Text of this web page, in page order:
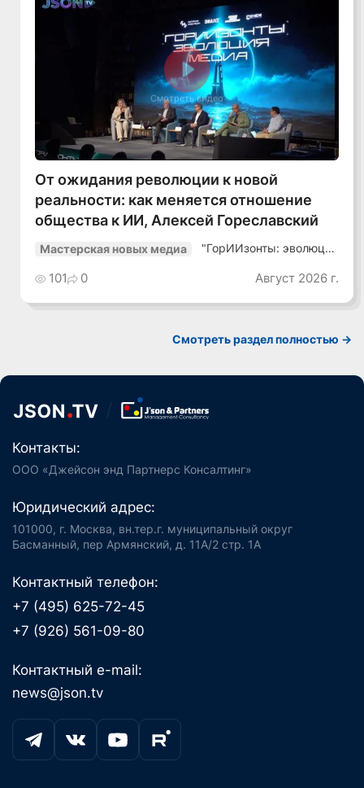
Смотреть видео
От ожидания революции к новой
реальности: как меняется отношение
общества к ИИ, Алексей Гореславский
Мастерская новых медиа
"ГорИИзонты: эволюция
101 0 Август 2026 г.
Смотреть раздел полностью ->
Контакты:
ООО «Джейсон энд Партнерс Консалтинг»
Юридический адрес:
101000, г. Москва, вн.тер.г. муниципальный округ
Басманный, пер Армянский, д. 11А/2 стр. 1А
Контактный телефон:
+7 (495) 625-72-45
+7 (926) 561-09-80
Контактный e-mail:
news@json.tv